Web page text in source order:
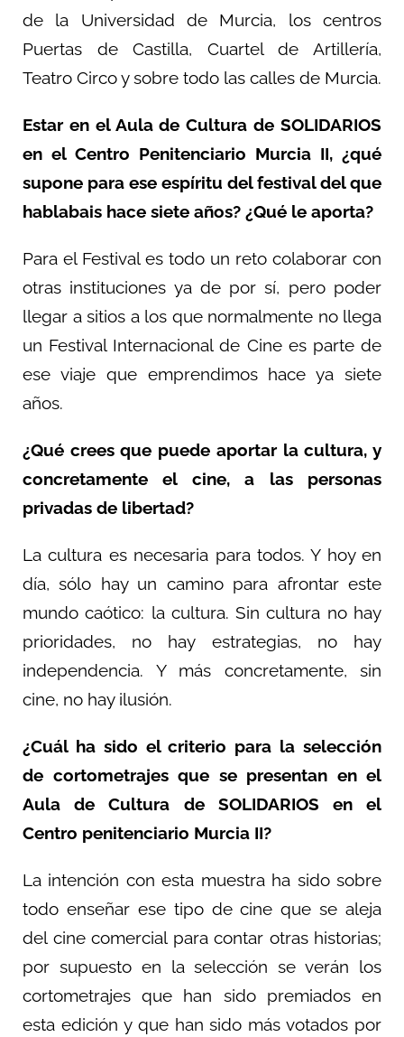
de la Universidad de Murcia, los centros
Puertas de Castilla, Cuartel de Artillería,
Teatro Circo y sobre todo las calles de Murcia.
Estar en el Aula de Cultura de SOLIDARIOS
en el Centro Penitenciario Murcia II, ¿qué
supone para ese espíritu del festival del que
hablabais hace siete años? ¿Qué le aporta?
Para el Festival es todo un reto colaborar con
otras instituciones ya de por sí, pero poder
llegar a sitios a los que normalmente no llega
un Festival Internacional de Cine es parte de
ese viaje que emprendimos hace ya siete
años.
¿Qué crees que puede aportar la cultura, y
concretamente el cine, a las personas
privadas de libertad?
La cultura es necesaria para todos. Y hoy en
día, sólo hay un camino para afrontar este
mundo caótico: la cultura. Sin cultura no hay
prioridades, no hay estrategias, no hay
independencia. Y más concretamente, sin
cine, no hay ilusión.
¿Cuál ha sido el criterio para la selección
de cortometrajes que se presentan en el
Aula de Cultura de SOLIDARIOS en el
Centro penitenciario Murcia II?
La intención con esta muestra ha sido sobre
todo enseñar ese tipo de cine que se aleja
del cine comercial para contar otras historias;
por supuesto en la selección se verán los
cortometrajes que han sido premiados en
esta edición y que han sido más votados por